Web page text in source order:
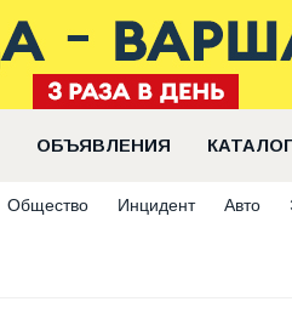
ОБЪЯВЛЕНИЯ КАТАЛОГ
Общество Инцидент Авто